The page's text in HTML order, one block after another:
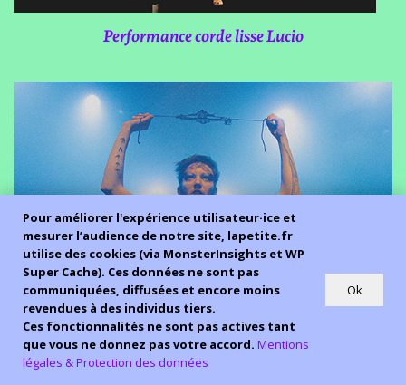
Performance corde lisse Lucio
Pour améliorer l'expérience utilisateur·ice et
mesurer l’audience de notre site, lapetite.fr
utilise des cookies (via MonsterInsights et WP
Super Cache). Ces données ne sont pas
communiquées, diffusées et encore moins
revendues à des individus tiers.
Ces fonctionnalités ne sont pas actives tant
que vous ne donnez pas votre accord. Mentions
légales & Protection des données
Ok